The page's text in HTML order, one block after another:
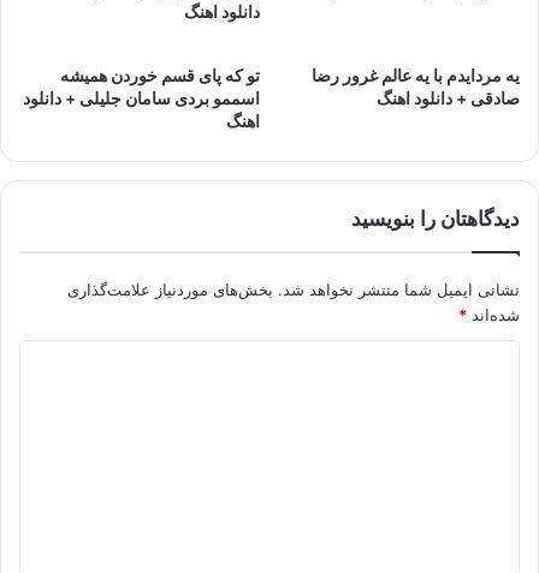
دانلود اهنگ
یه مردایدم با یه عالم غرور رضا
صادقی + دانلود اهنگ
تو که پای قسم خوردن همیشه
اسممو بردی سامان جلیلی + دانلود
اهنگ
دیدگاهتان را بنویسید
نشانی ایمیل شما منتشر نخواهد شد. بخش‌های موردنیاز علامت‌گذاری
شده‌اند *